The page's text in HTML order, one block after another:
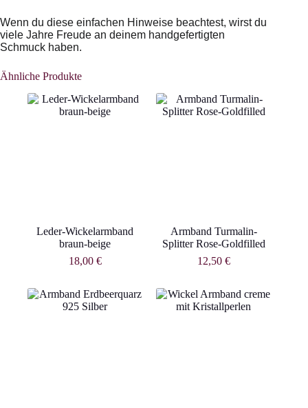
Wenn du diese einfachen Hinweise beachtest, wirst du
viele Jahre Freude an deinem handgefertigten
Schmuck haben.
Ähnliche Produkte
Leder-Wickelarmband
braun-beige
18,00 €
Armband Turmalin-
Splitter Rose-Goldfilled
12,50 €